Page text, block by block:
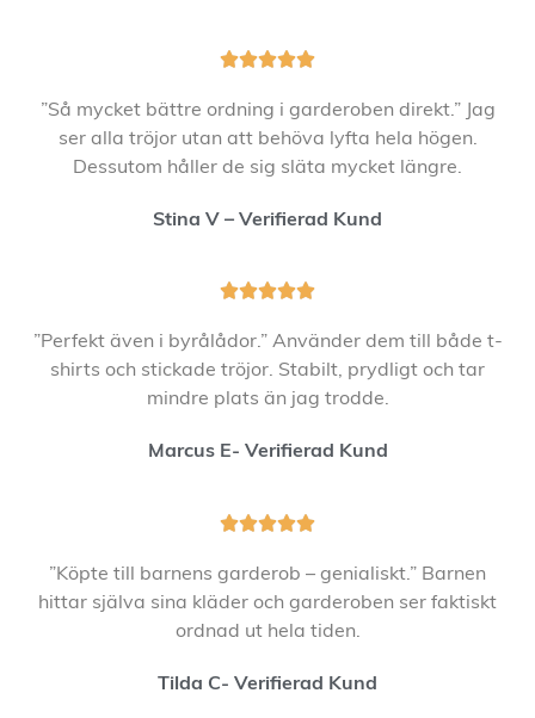

”Så mycket bättre ordning i garderoben direkt.” Jag
ser alla tröjor utan att behöva lyfta hela högen.
Dessutom håller de sig släta mycket längre.
Stina V – Verifierad Kund

”Perfekt även i byrålådor.” Använder dem till både t-
shirts och stickade tröjor. Stabilt, prydligt och tar
mindre plats än jag trodde.
Marcus E- Verifierad Kund

”Köpte till barnens garderob – genialiskt.” Barnen
hittar själva sina kläder och garderoben ser faktiskt
ordnad ut hela tiden.
Tilda C- Verifierad Kund